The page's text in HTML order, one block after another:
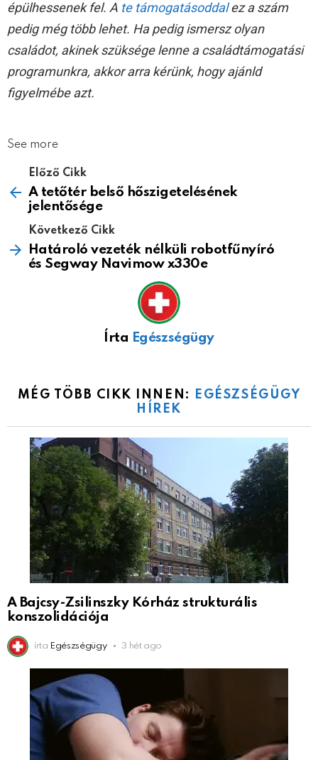
épülhessenek fel. A te támogatásoddalez a szám
pedig még több lehet. Ha pedig ismersz olyan
családot, akinek szüksége lenne a családtámogatási
programunkra, akkor arra kérünk, hogy ajánld
figyelmébe azt.
See more
Előző Cikk
A tetőtér belső hőszigetelésének
jelentősége
Következő Cikk
Határoló vezeték nélküli robotfűnyíró
és Segway Navimow x330e
Írta Egészségügy
MÉG TÖBB CIKK INNEN:
EGÉSZSÉGÜGY
HÍREK
A Bajcsy-Zsilinszky Kórház strukturális
konszolidációja
írta Egészségügy 3 hét ago